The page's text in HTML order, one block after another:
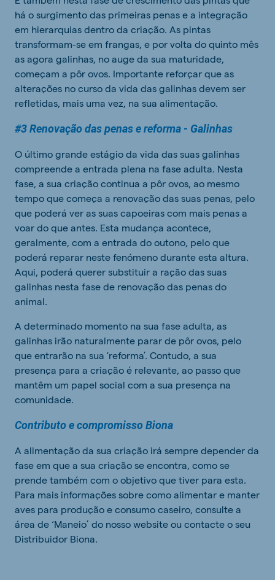
há o surgimento das primeiras penas e a integração
em hierarquias dentro da criação. As pintas
transformam-se em frangas, e por volta do quinto mês
as agora galinhas, no auge da sua maturidade,
começam a pôr ovos. Importante reforçar que as
alterações no curso da vida das galinhas devem ser
refletidas, mais uma vez, na sua alimentação.
#3 Renovação das penas e reforma - Galinhas
O último grande estágio da vida das suas galinhas
compreende a entrada plena na fase adulta. Nesta
fase, a sua criação continua a pôr ovos, ao mesmo
tempo que começa a renovação das suas penas, pelo
que poderá ver as suas capoeiras com mais penas a
voar do que antes. Esta mudança acontece,
geralmente, com a entrada do outono, pelo que
poderá reparar neste fenómeno durante esta altura.
Aqui, poderá querer substituir a ração das suas
galinhas nesta fase de renovação das penas do
animal.
A determinado momento na sua fase adulta, as
galinhas irão naturalmente parar de pôr ovos, pelo
que entrarão na sua 'reforma’. Contudo, a sua
presença para a criação é relevante, ao passo que
mantêm um papel social com a sua presença na
comunidade.
Contributo e compromisso Biona
A alimentação da sua criação irá sempre depender da
fase em que a sua criação se encontra, como se
prende também com o objetivo que tiver para esta.
Para mais informações sobre como alimentar e manter
aves para produção e consumo caseiro, consulte a
área de ‘Maneio’ do nosso website ou contacte o seu
Distribuidor Biona.